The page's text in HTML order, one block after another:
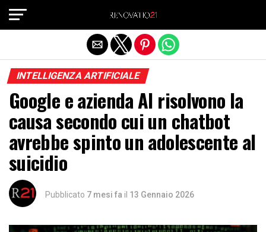
INTELLIGENZA ARTIFICIALE
Google e azienda AI risolvono la
causa secondo cui un chatbot
avrebbe spinto un adolescente al
suicidio
Pubblicato 7 mesi fa il 13 Gennaio 2026
Exit mobile version